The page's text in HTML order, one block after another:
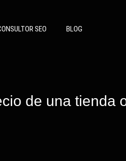
SEO BLOG
de una tienda